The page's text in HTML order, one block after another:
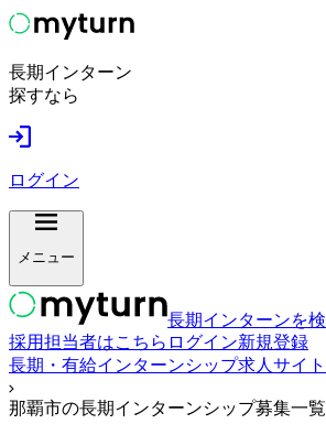
長期インターン
探すなら
ログイン
メニュー
長期インターンを
採用担当者はこちら ログイン新規登録
長期・有給インターンシップ求人サイ
那覇市の長期インターンシップ募集一覧